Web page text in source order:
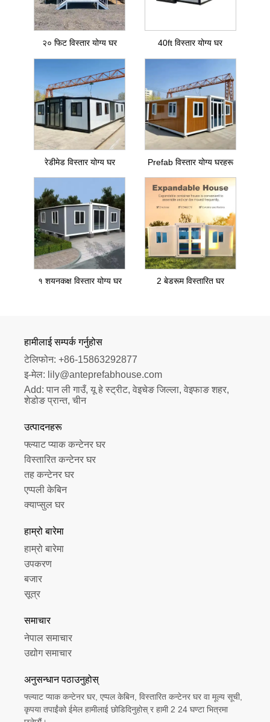
२० फिट विस्तार योग्य घर 40ft विस्तार योग्य घर
रेडीमेड विस्तार योग्य घर Prefab विस्तार योग्य घरहरू
१ शयनकक्ष विस्तार योग्य घर 2 बेडरूम विस्तारित घर
हामीलाई सम्पर्क गर्नुहोस
टेलिफोन: +86-15863292877
इ-मेल: lily@anteprefabhouse.com
Add: पान ली गाउँ, यू हे स्ट्रीट, वेइचेङ जिल्ला, वेइफाङ शहर,
शेडोङ प्रान्त, चीन
उत्पादनहरू
फ्ल्याट प्याक कन्टेनर घर
विस्तारित कन्टेनर घर
तह कन्टेनर घर
एप्पली केबिन
क्याप्सुल घर
हाम्रो बारेमा
हाम्रो बारेमा
उपकरण
बजार
सूत्र
समाचार
नेपाल समाचार
उद्योग समाचार
अनुसन्धान पठाउनुहोस्
फ्ल्याट प्याक कन्टेनर घर, एप्पल केबिन, विस्तारित कन्टेनर घर वा मूल्य सूची,
कृपया तपाईंको ईमेल हामीलाई छोडिदिनुहोस् र हामी 2 24 घण्टा भित्रमा